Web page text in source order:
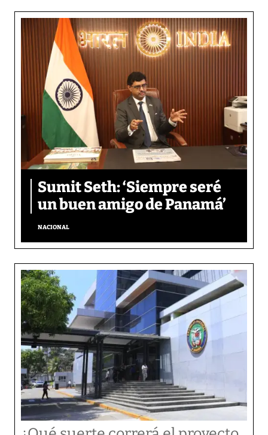
Sumit Seth: ‘Siempre seré
un buen amigo de Panamá’
NACIONAL